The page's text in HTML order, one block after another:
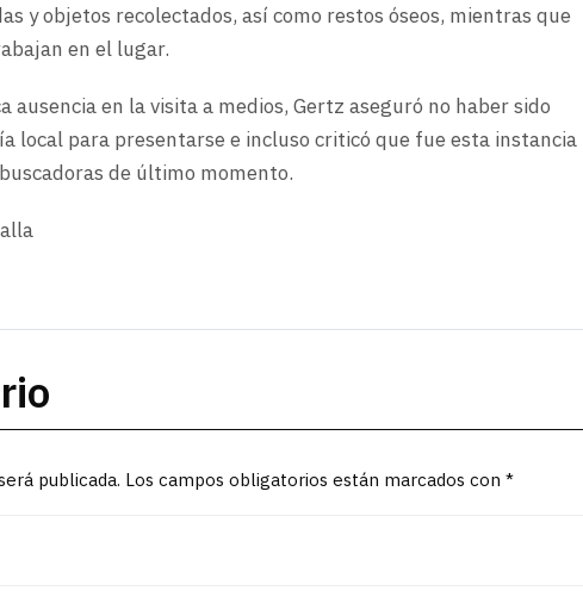
y objetos recolectados, así como restos óseos, mientras que
en el lugar.
ausencia en la visita a medios, Gertz aseguró no haber sido
local para presentarse e incluso criticó que fue esta instancia
de último momento.
publicada. Los campos obligatorios están marcados con *